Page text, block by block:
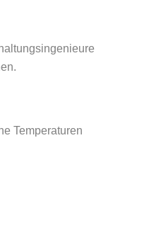
Temperaturen